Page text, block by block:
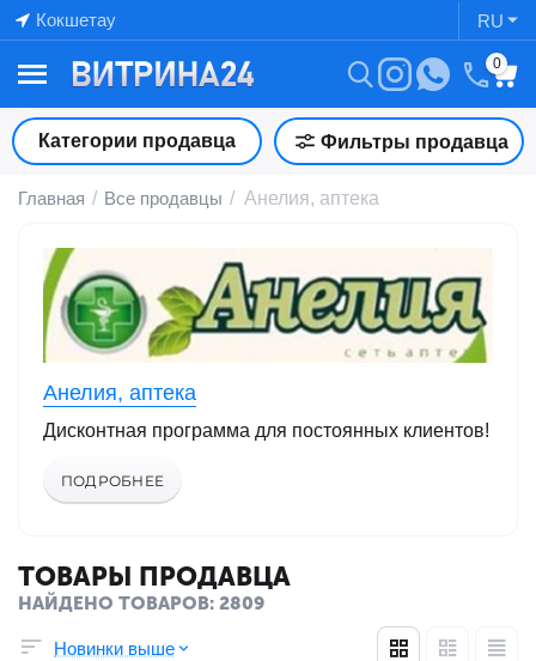
Кокшетау RU
0
Категории продавца Фильтры продавца
Главная / Все продавцы / Анелия, аптека
ТОВАРЫ ПРОДАВЦА
НАЙДЕНО ТОВАРОВ: 2809
Новинки выше
Анелия, аптека
Дисконтная программа для постоянных клиентов!
ПОДРОБНЕЕ